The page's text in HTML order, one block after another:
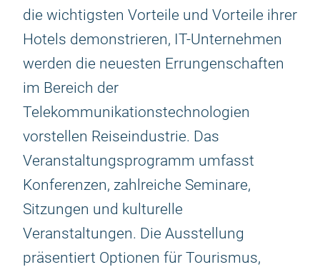
die wichtigsten Vorteile und Vorteile ihrer
Hotels demonstrieren, IT-Unternehmen
werden die neuesten Errungenschaften
im Bereich der
Telekommunikationstechnologien
vorstellen Reiseindustrie. Das
Veranstaltungsprogramm umfasst
Konferenzen, zahlreiche Seminare,
Sitzungen und kulturelle
Veranstaltungen. Die Ausstellung
präsentiert Optionen für Tourismus,